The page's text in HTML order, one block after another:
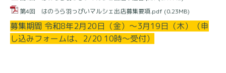
第4回 はのうら羽っぴいマルシェ出店募集要項.pdf (0.23MB)
募集期間 令和8年2月20日（金）〜3月19日（木）（申
し込みフォームは、2/20 10時～受付）